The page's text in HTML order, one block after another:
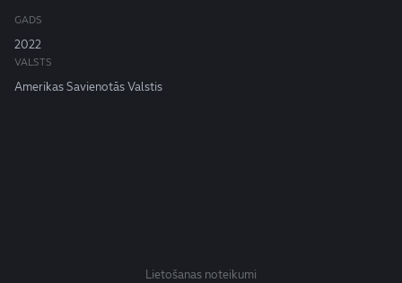
GADS
2022
VALSTS
Amerikas Savienotās Valstis
Lietošanas noteikumi